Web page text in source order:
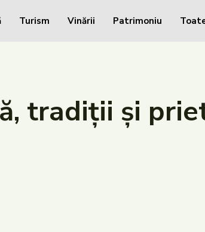
Turism Vinării Patrimoniu
tradiții și